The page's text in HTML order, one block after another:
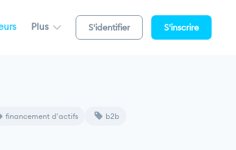
Plus S'identifier S'inscrire
financement d'actifs b2b